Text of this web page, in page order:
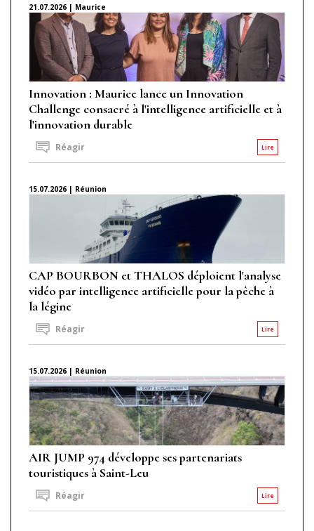
21.07.2026 | Maurice
Innovation : Maurice lance un Innovation
Challenge consacré à l'intelligence artificielle et à
l'innovation durable
Lire
Réagir
15.07.2026 | Réunion
CAP BOURBON et THALOS déploient l'analyse
vidéo par intelligence artificielle pour la pêche à
la légine
Lire
Réagir
15.07.2026 | Réunion
AIR JUMP 974 développe ses partenariats
touristiques à Saint-Leu
Lire
Réagir